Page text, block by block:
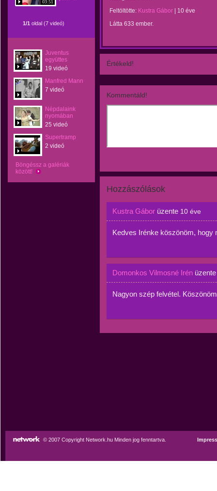
03:51
1/1 oldal (7 videó)
Juventus
együttes
19 videó
Manfred Mann
7 videó
Népdalaink
nyomában
25 videó
Supertramp
2 videó
Böngéssz a galériák
között!
Feltöltötte: Kustra Gábor
10 éve
Látta 633 ember.
Értékeld!
Kommentáld!
Hozzászólások
Kustra Gábor üzente 10 éve
Kedves Irénke köszönöm, hogy
Domonkos Vilmosné Irén
Nagyon szép felvétel.
© 2007 Copyright Network.hu Minden jog fenntartva.